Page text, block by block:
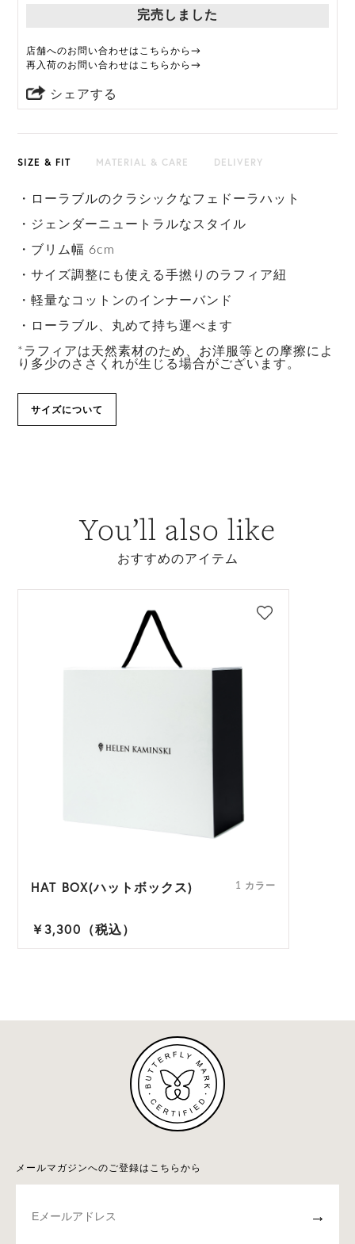
完売しました
店舗へのお問い合わせはこちらから→
再入荷のお問い合わせはこちらから→
シェアする
SIZE & FIT MATERIAL & CARE DELIVERY
・ローラブルのクラシックなフェドーラハット
・ジェンダーニュートラルなスタイル
・ブリム幅 6cm
・サイズ調整にも使える手撚りのラフィア紐
・軽量なコットンのインナーバンド
・ローラブル、丸めて持ち運べます
*ラフィアは天然素材のため、お洋服等との摩擦によ
り多少のささくれが生じる場合がございます。
サイズについて
You’ll also like
おすすめのアイテム
HAT BOX(ハットボックス) 1 カラー
￥3,300（税込）
メールマガジンへのご登録はこちらから
→